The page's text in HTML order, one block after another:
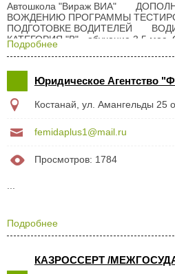
Автошкола "Вираж ВИА"
ВОЖДЕНИЮ ПРОГРАММЫ
ПОДГОТОВКЕ ВОДИТЕЛЕЙ
КАТЕГОРИЯ "В" - обучение 3,5 мес.
КАТЕГОРИЯ "ВС" - обучение 4,5 мес.
АВТОВЛАДЕЛЬЦЕВ ...
Подробнее
Юридическое Агентство
Костанай, ул. Амангельды 25
femidaplus1@mail.ru
Просмотров: 1784
Подробнее
КАЗРОССЕРТ /